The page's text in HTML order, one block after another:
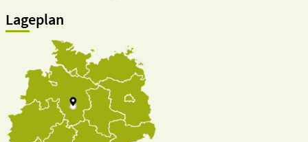
Lageplan